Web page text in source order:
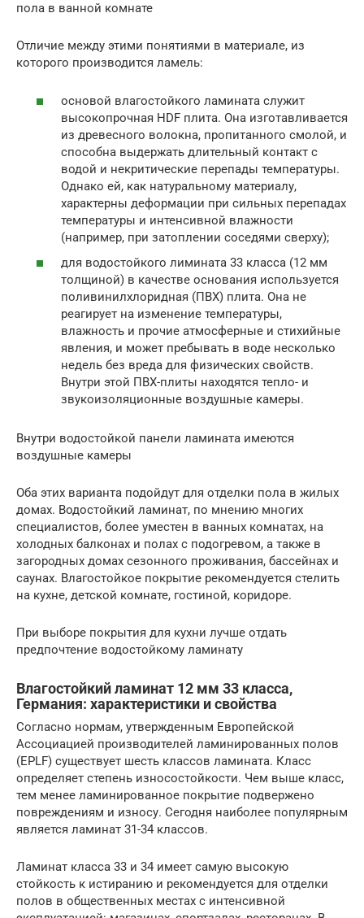
пола в ванной комнате
Отличие между этими понятиями в материале, из
которого производится ламель:
основой влагостойкого ламината служит
высокопрочная HDF плита. Она изготавливается
из древесного волокна, пропитанного смолой, и
способна выдержать длительный контакт с
водой и некритические перепады температуры.
Однако ей, как натуральному материалу,
характерны деформации при сильных перепадах
температуры и интенсивной влажности
(например, при затоплении соседями сверху);
для водостойкого лимината 33 класса (12 мм
толщиной) в качестве основания используется
поливинилхлоридная (ПВХ) плита. Она не
реагирует на изменение температуры,
влажность и прочие атмосферные и стихийные
явления, и может пребывать в воде несколько
недель без вреда для физических свойств.
Внутри этой ПВХ-плиты находятся тепло- и
звукоизоляционные воздушные камеры.
Внутри водостойкой панели ламината имеются
воздушные камеры
Оба этих варианта подойдут для отделки пола в жилых
домах. Водостойкий ламинат, по мнению многих
специалистов, более уместен в ванных комнатах, на
холодных балконах и полах с подогревом, а также в
загородных домах сезонного проживания, бассейнах и
саунах. Влагостойкое покрытие рекомендуется стелить
на кухне, детской комнате, гостиной, коридоре.
При выборе покрытия для кухни лучше отдать
предпочтение водостойкому ламинату
Влагостойкий ламинат 12 мм 33 класса,
Германия: характеристики и свойства
Согласно нормам, утвержденным Европейской
Ассоциацией производителей ламинированных полов
(EPLF) существует шесть классов ламината. Класс
определяет степень износостойкости. Чем выше класс,
тем менее ламинированное покрытие подвержено
повреждениям и износу. Сегодня наиболее популярным
является ламинат 31-34 классов.
Ламинат класса 33 и 34 имеет самую высокую
стойкость к истиранию и рекомендуется для отделки
полов в общественных местах с интенсивной